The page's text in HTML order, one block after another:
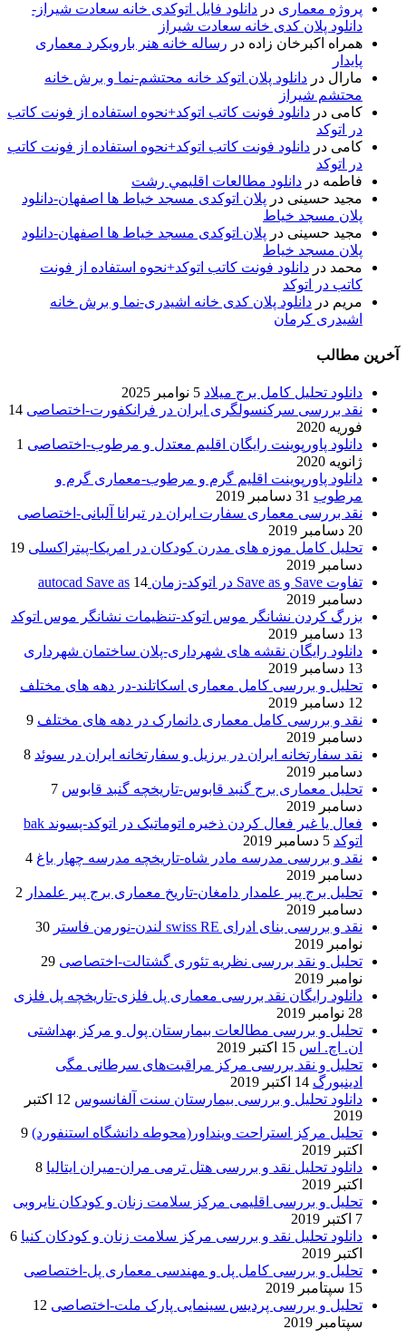
پروژه معماری در دانلود فایل اتوکدی خانه سعادت شیراز-
دانلود پلان کدی خانه سعادت شیراز
همراه اکبرخان زاده در رساله خانه هنر بارویکرد معماری
پایدار
مارال در دانلود پلان اتوکد خانه محتشم-نما و برش خانه
محتشم شیراز
کامی در دانلود فونت کاتب اتوکد+نحوه استفاده از فونت کاتب
در اتوکد
کامی در دانلود فونت کاتب اتوکد+نحوه استفاده از فونت کاتب
در اتوکد
فاطمه در دانلود مطالعات اقليمي رشت
مجید حسینی در پلان اتوکدی مسجد خیاط ها اصفهان-دانلود
پلان مسجد خیاط
مجید حسینی در پلان اتوکدی مسجد خیاط ها اصفهان-دانلود
پلان مسجد خیاط
محمد در دانلود فونت کاتب اتوکد+نحوه استفاده از فونت
کاتب در اتوکد
مریم در دانلود پلان کدی خانه اشیدری-نما و برش خانه
اشیدری کرمان
آخرین مطالب
دانلود تحلیل کامل برج میلاد 5 نوامبر 2025
نقد بررسی سرکنسولگری ایران در فرانکفورت-اختصاصی 14
فوریه 2020
دانلود پاورپوینت رایگان اقلیم معتدل و مرطوب-اختصاصی 1
ژانویه 2020
دانلود پاورپوینت اقلیم گرم و مرطوب-معماری گرم و
مرطوب 31 دسامبر 2019
نقد بررسی معماری سفارت ایران در تیرانا آلبانی-اختصاصی
20 دسامبر 2019
تحلیل کامل موزه های مدرن کودکان در امریکا-پیتراکسلی 19
دسامبر 2019
تفاوت Save و Save as در اتوکد-زمان autocad Save as
14
دسامبر 2019
بزرگ کردن نشانگر موس اتوکد-تنظیمات نشانگر موس اتوکد
13 دسامبر 2019
دانلود رایگان نقشه های شهرداری-پلان ساختمان شهرداری
13 دسامبر 2019
تحلیل و بررسی کامل معماری اسکاتلند-در دهه های مختلف
12 دسامبر 2019
نقد و بررسی کامل معماری دانمارک در دهه های مختلف 9
دسامبر 2019
نقد سفارتخانه ایران در برزیل و سفارتخانه ایران در سوئد 8
دسامبر 2019
تحلیل معماری برج گنبد قابوس-تاریخچه گنبد قابوس 7
دسامبر 2019
فعال یا غیر فعال کردن ذخیره اتوماتیک در اتوکد-پسوند bak
اتوکد 5 دسامبر 2019
نقد و بررسی مدرسه مادر شاه-تاریخچه مدرسه چهار باغ 4
دسامبر 2019
تحلیل برج پیر علمدار دامغان-تاریخ معماری برج پیر علمدار 2
دسامبر 2019
نقد و بررسی بنای ادرای swiss RE لندن-نورمن فاستر
30
نوامبر 2019
تحلیل و نقد بررسی نظریه تئوری گشتالت-اختصاصی 29
نوامبر 2019
دانلود رایگان نقد بررسی معماری پل فلزی-تاریخچه پل فلزی
28 نوامبر 2019
تحلیل و بررسی مطالعات بیمارستان پول و مرکز بهداشتی
ان. اچ. اس 15 اکتبر 2019
تحلیل و نقد بررسی مرکز مراقبت‌های سرطانی مگی
ادینبورگ 14 اکتبر 2019
دانلود تحلیل و بررسی بیمارستان سنت آلفانسوس
12 اکتبر
2019
تحلیل مرکز استراحت وینداور(محوطه دانشگاه استنفورد) 9
اکتبر 2019
دانلود تحلیل نقد و بررسی هتل ترمی مران-میران ایتالیا 8
اکتبر 2019
تحلیل و بررسی اقلیمی مرکز سلامت زنان و کودکان نایروبی
7 اکتبر 2019
دانلود تحلیل نقد و بررسی مرکز سلامت زنان و کودکان کنیا 6
اکتبر 2019
تحلیل و بررسی کامل پل و مهندسی معماری پل-اختصاصی
15 سپتامبر 2019
تحلیل و بررسی پردیس سینمایی پارک ملت-اختصاصی 12
سپتامبر 2019